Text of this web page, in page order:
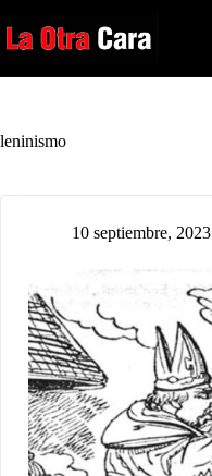
al
contenido
leninismo
10 septiembre, 2023